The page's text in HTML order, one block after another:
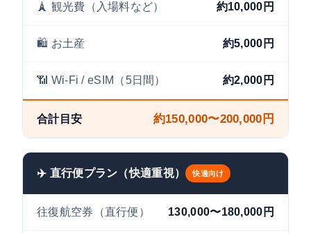
🗼 観光費（入場料など） 約10,000円
🛍️ お土産 約5,000円
📶 Wi-Fi / eSIM（5日間） 約2,000円
合計目安 約150,000〜200,000円
✈️ 直行便プラン（快適重視） 快適向け
往復航空券（直行便） 130,000〜180,000円